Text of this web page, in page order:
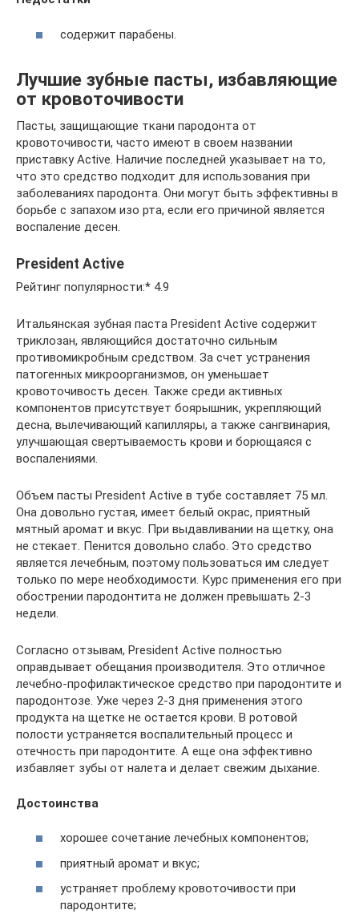
содержит парабены.
Лучшие зубные пасты, избавляющие
от кровоточивости
Пасты, защищающие ткани пародонта от
кровоточивости, часто имеют в своем названии
приставку Active. Наличие последней указывает на то,
что это средство подходит для использования при
заболеваниях пародонта. Они могут быть эффективны в
борьбе с запахом изо рта, если его причиной является
воспаление десен.
President Active
Рейтинг популярности:* 4.9
Итальянская зубная паста President Active содержит
триклозан, являющийся достаточно сильным
противомикробным средством. За счет устранения
патогенных микроорганизмов, он уменьшает
кровоточивость десен. Также среди активных
компонентов присутствует боярышник, укрепляющий
десна, вылечивающий капилляры, а также сангвинария,
улучшающая свертываемость крови и борющаяся с
воспалениями.
Объем пасты President Active в тубе составляет 75 мл.
Она довольно густая, имеет белый окрас, приятный
мятный аромат и вкус. При выдавливании на щетку, она
не стекает. Пенится довольно слабо. Это средство
является лечебным, поэтому пользоваться им следует
только по мере необходимости. Курс применения его при
обострении пародонтита не должен превышать 2-3
недели.
Согласно отзывам, President Active полностью
оправдывает обещания производителя. Это отличное
лечебно-профилактическое средство при пародонтите и
пародонтозе. Уже через 2-3 дня применения этого
продукта на щетке не остается крови. В ротовой
полости устраняется воспалительный процесс и
отечность при пародонтите. А еще она эффективно
избавляет зубы от налета и делает свежим дыхание.
Достоинства
хорошее сочетание лечебных компонентов;
приятный аромат и вкус;
устраняет проблему кровоточивости при
пародонтите;